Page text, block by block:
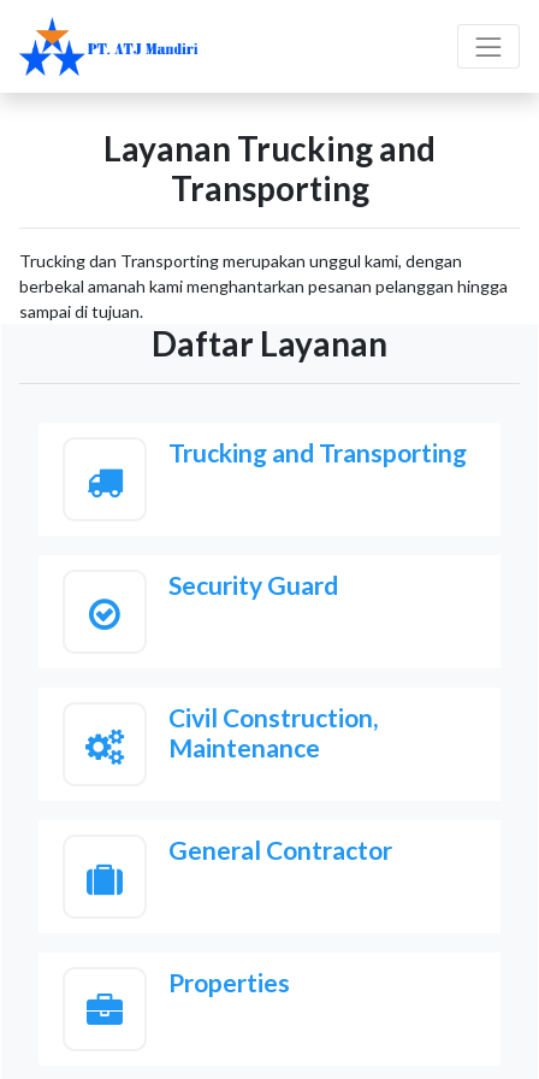
Layanan Trucking and
Transporting
Trucking dan Transporting merupakan unggul kami, dengan
berbekal amanah kami menghantarkan pesanan pelanggan hingga
sampai di tujuan.
Daftar Layanan
Trucking and Transporting
Security Guard
Civil Construction,
Maintenance
General Contractor
Properties